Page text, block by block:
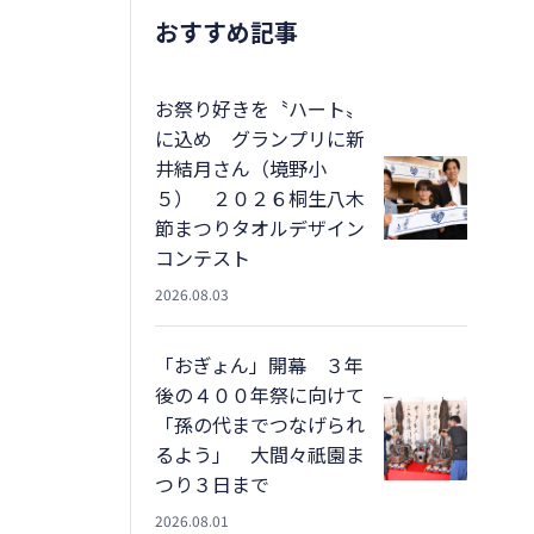
おすすめ記事
お祭り好きを〝ハート〟
に込め グランプリに新
井結月さん（境野小
５） ２０２６桐生八木
節まつりタオルデザイン
コンテスト
2026.08.03
「おぎょん」開幕 ３年
後の４００年祭に向けて
「孫の代までつなげられ
るよう」 大間々祇園ま
つり３日まで
2026.08.01